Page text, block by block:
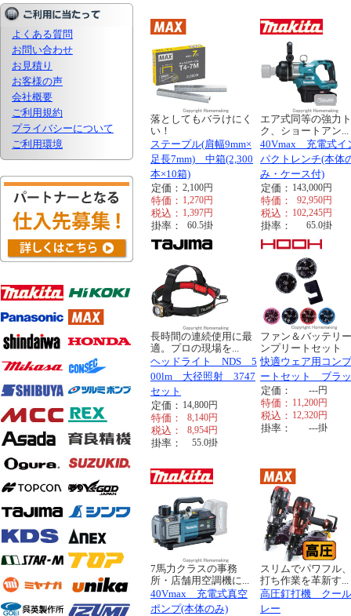
よくある質問
お問い合わせ
お見積り
お客様の声
会社概要
ご利用規約
プライバシーについて
ご利用環境
落としてもバラけにく
い！
ステープル(肩幅9mm×
足長7mm) 中箱(2,300
本×10箱)
定価： 2,100円
特価： 1,270円
税込： 1,397円
掛率： 60.5掛
エア式同等の強力
ク、ショートアン...
40Vmax 充電式イ
パクトレンチ(本体
み・ケース付)
定価： 143,000円
特価： 92,950円
税込： 102,245円
掛率： 65.0掛
長時間の連続使用に最
適。プロの現場を...
ヘッドライト NDS 5
00lm 大径照射 3747
セット
定価： 14,800円
特価： 8,140円
税込： 8,954円
掛率： 55.0掛
ファン＆バッテリ
ンプリートセット
快適ウェア用コン
ートセット ブラ
定価：
---円
特価： 11,200円
税込： 12,320円
掛率： ---掛
7馬力クラスの事務
所・店舗用空調機に...
40Vmax 充電式真空
ポンプ(本体のみ)
スリムでパワフル
打ち作業を革新す...
高圧釘打機 クー
レー